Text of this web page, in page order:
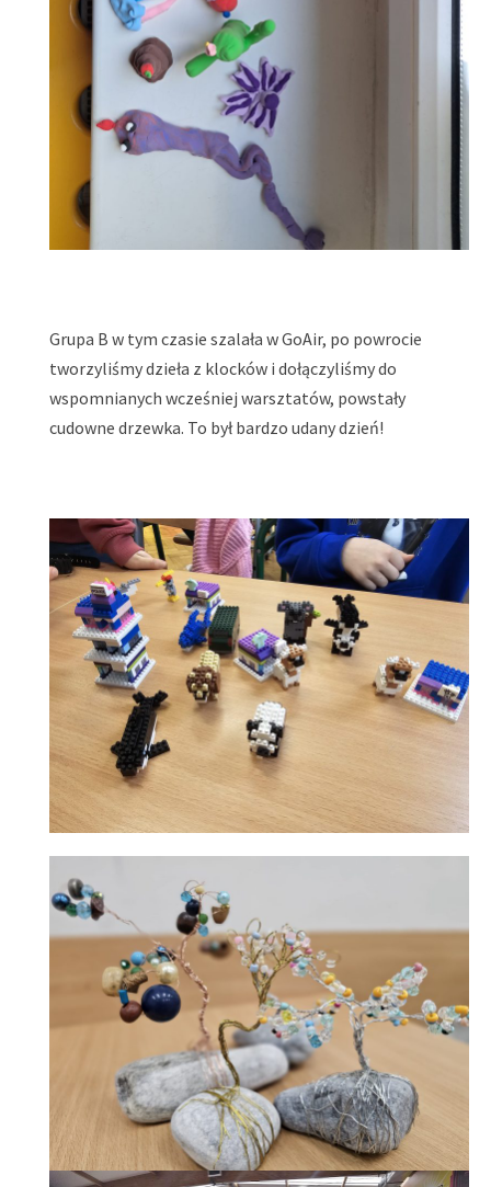
Grupa B w tym czasie szalała w GoAir, po powrocie
tworzyliśmy dzieła z klocków i dołączyliśmy do
wspomnianych wcześniej warsztatów, powstały
cudowne drzewka. To był bardzo udany dzień!